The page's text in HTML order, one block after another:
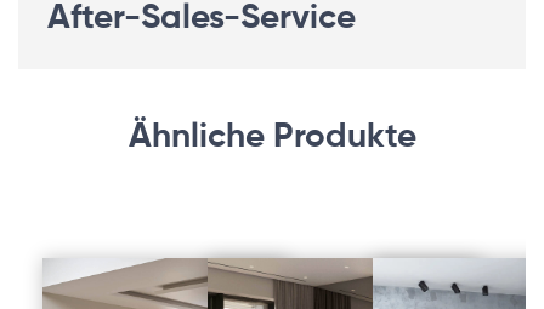
After-Sales-Service
Ähnliche Produkte